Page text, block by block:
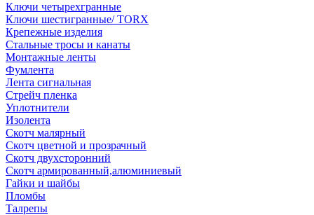
Ключи четырехгранные
Ключи шестигранные/ TORX
Крепежные изделия
Стальные тросы и канаты
Монтажные ленты
Фумлента
Лента сигнальная
Стрейч пленка
Уплотнители
Изолента
Скотч малярный
Скотч цветной и прозрачный
Скотч двухсторонний
Скотч армированный,алюминиевый
Гайки и шайбы
Пломбы
Талрепы